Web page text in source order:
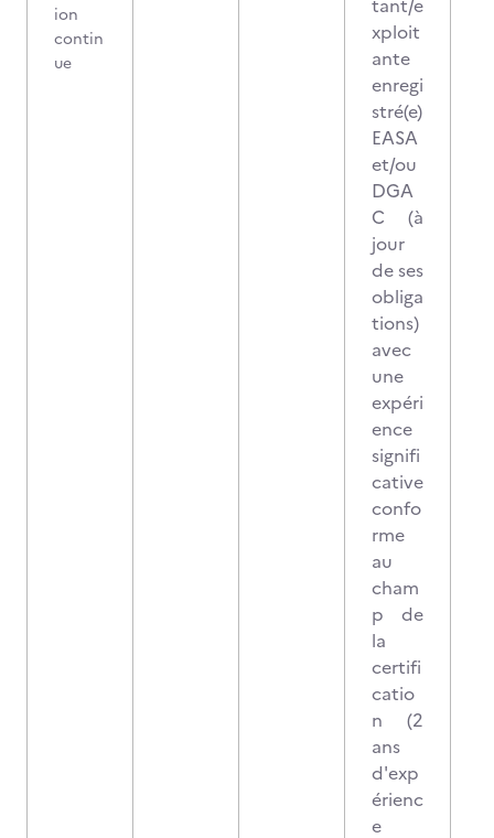
ion
contin
ue
tant/e
xploit
ante
enregi
stré(e)
EASA
et/ou
DGA
C (à
jour
de ses
obliga
tions)
avec
une
expéri
ence
signifi
cative
confo
rme
au
cham
p de
la
certifi
catio
n (2
ans
d'exp
érienc
e